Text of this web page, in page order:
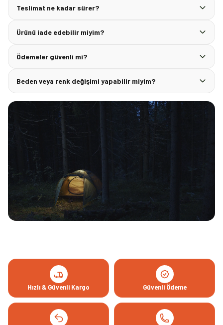
Teslimat ne kadar sürer?
Ürünü iade edebilir miyim?
Ödemeler güvenli mi?
Beden veya renk değişimi yapabilir miyim?
Hızlı & Güvenli Kargo Güvenli Ödeme